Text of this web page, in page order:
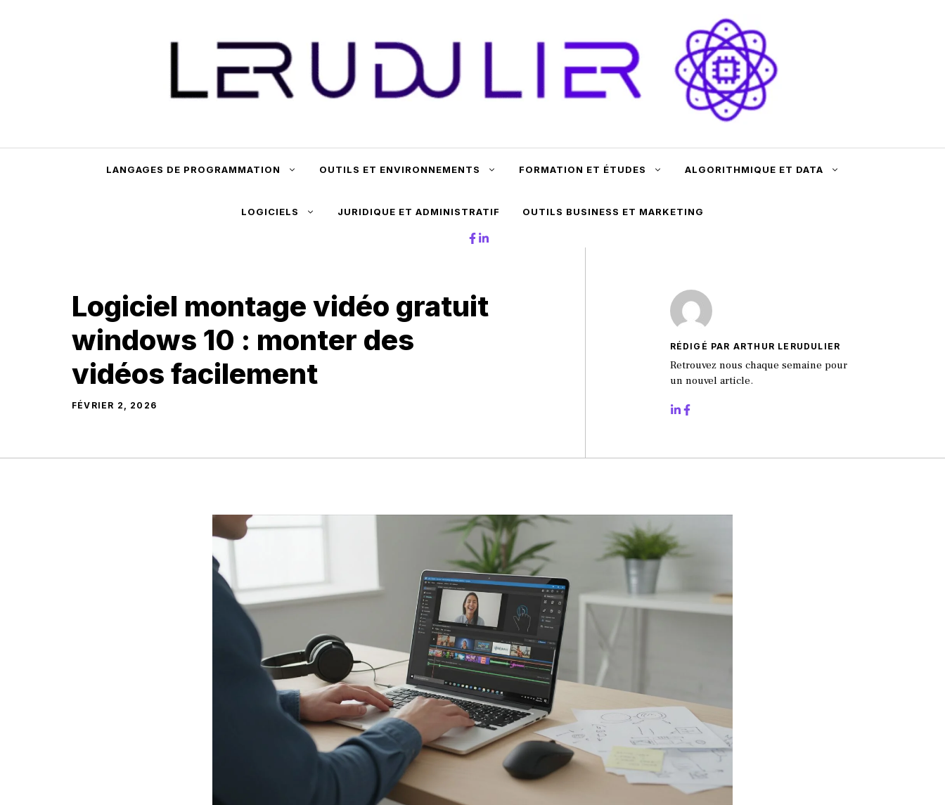
LANGAGES DE PROGRAMMATION OUTILS ET ENVIRONNEMENTS FORMATION ET ÉTUDES ALGORITHMIQUE ET DATA
LOGICIELS JURIDIQUE ET ADMINISTRATIF OUTILS BUSINESS ET MARKETING
Logiciel montage vidéo gratuit
windows 10 : monter des
vidéos facilement
FÉVRIER 2, 2026
RÉDIGÉ PAR ARTHUR LERUDULIER
Retrouvez nous chaque semaine pour
un nouvel article.